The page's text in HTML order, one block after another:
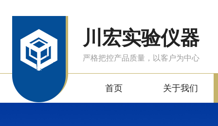
川宏实验仪器
严格把控产品质量，以客户为中心
首页 关于我们